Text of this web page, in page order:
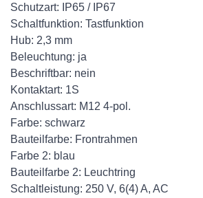
Schutzart: IP65 / IP67
Schaltfunktion: Tastfunktion
Hub: 2,3 mm
Beleuchtung: ja
Beschriftbar: nein
Kontaktart: 1S
Anschlussart: M12 4-pol.
Farbe: schwarz
Bauteilfarbe: Frontrahmen
Farbe 2: blau
Bauteilfarbe 2: Leuchtring
Schaltleistung: 250 V, 6(4) A, AC